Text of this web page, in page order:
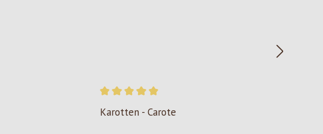
Valutazione media di 5 su 5 stelle
Karotten - Carote